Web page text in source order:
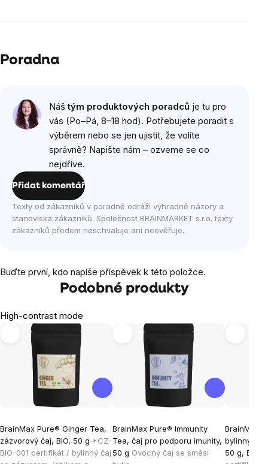
Poradna
Náštým produktových poradců je tu pro
vás (Po–Pá, 8–18 hod). Potřebujete poradit s
výběrem nebo se jen ujistit, že volíte
správně? Napište nám – ozveme se co
nejdříve.
Přidat komentář
Texty od zákazníků v poradně odráží výhradně názory a
stanoviska zákazníků. Společnost BRAINMARKET s.r.o. texty
zákazníků předem neschvaluje ani neověřuje.
Buďte první, kdo napíše příspěvek k této položce.
Podobné produkty
High-contrast mode
BrainMax Pure® Ginger Tea,
zázvorový čaj, BIO, 50 g *CZ-
BIO-001 certifikát / bylinný čaj
BrainMax Pure® Immunity
Tea, čaj pro podporu imunity,
50 g Ovocný čaj se směsí
BrainMax
bylinný čaj
50 g, BIO